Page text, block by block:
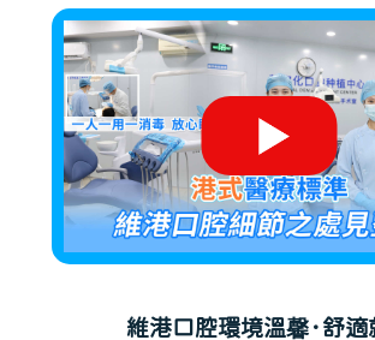
維港口腔環境溫馨·舒適